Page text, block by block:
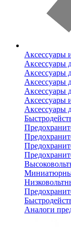
Аксессуары
Аксессуары
Аксессуары
Аксессуары
Аксессуары
Аксессуары
Аксессуары
Аналоги